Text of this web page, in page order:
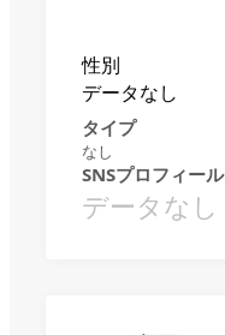
性別
データなし
タイプ
なし
SNSプロフィール
データなし